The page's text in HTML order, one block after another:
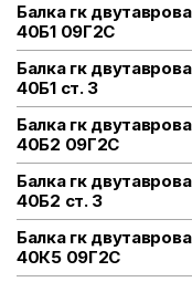
Балка гк
40Б1 09Г2С
Балка гк
40Б1 ст. 3
Балка гк
40Б2 09Г2С
Балка гк
40Б2 ст. 3
Балка гк
40К5 09Г2С